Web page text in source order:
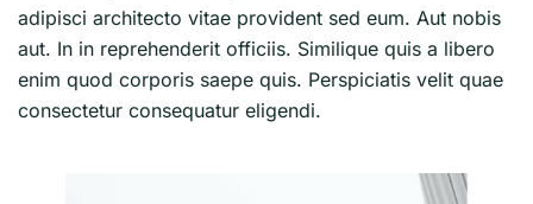
adipisci architecto vitae provident sed eum. Aut nobis
aut. In in reprehenderit officiis. Similique quis a libero
enim quod corporis saepe quis. Perspiciatis velit quae
consectetur consequatur eligendi.